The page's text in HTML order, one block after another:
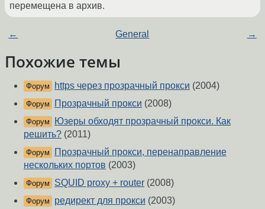
перемещена в архив.
← General →
Похожие темы
Форум https через прозрачный прокси (2004)
Форум Прозрачный прокси (2008)
Форум
Юзеры обходят прозрачный прокси. Как
решить? (2011)
Форум
Прозрачный прокси, перенаправление
нескольких портов (2003)
Форум SQUID proxy + router (2008)
Форум редирект для прокси (2003)